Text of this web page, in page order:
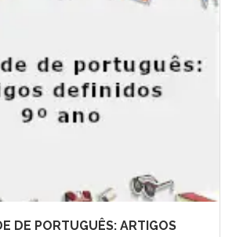
DE PORTUGUÊS: ARTIGOS